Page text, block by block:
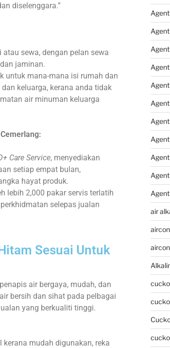
diselenggara.”
sewa, dengan pelan sewa
jaminan.
untuk mana-mana isi rumah dan
keluarga, kerana anda tidak
air minuman keluarga
Care Service, menyediakan
setiap empat bulan,
hayat produk.
lebih 2,000 pakar servis terlatih
selepas jualan
Sesuai Untuk
air bergaya, mudah, dan
bersih dan sihat pada pelbagai
yang berkualiti tinggi.
mudah digunakan, reka
air